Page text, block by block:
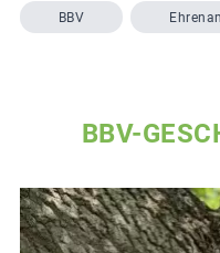
BBV
BBV-